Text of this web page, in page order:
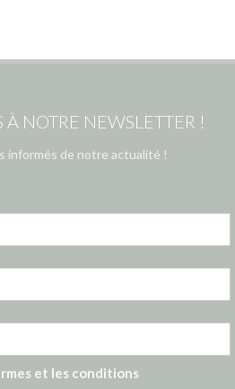
NOTRE NEWSLETTER !
informés de notre actualité !
et les conditions